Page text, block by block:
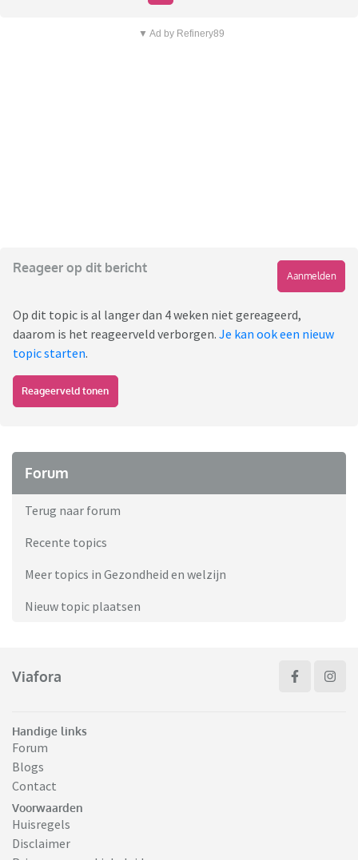
▼ Ad by Refinery89
Reageer op dit bericht
Aanmelden
Op dit topic is al langer dan 4 weken niet gereageerd,
daarom is het reageerveld verborgen. Je kan ook een nieuw
topic starten.
Reageerveld tonen
Forum
Terug naar forum
Recente topics
Meer topics in Gezondheid en welzijn
Nieuw topic plaatsen
Viafora
Handige links
Forum
Blogs
Contact
Voorwaarden
Huisregels
Disclaimer